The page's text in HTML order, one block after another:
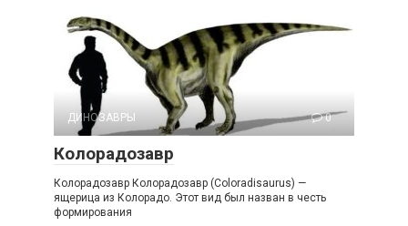
ДИНОЗАВРЫ 0
Колорадозавр
Колорадозавр Колорадозавр (Coloradisaurus) —
ящерица из Колорадо. Этот вид был назван в честь
формирования